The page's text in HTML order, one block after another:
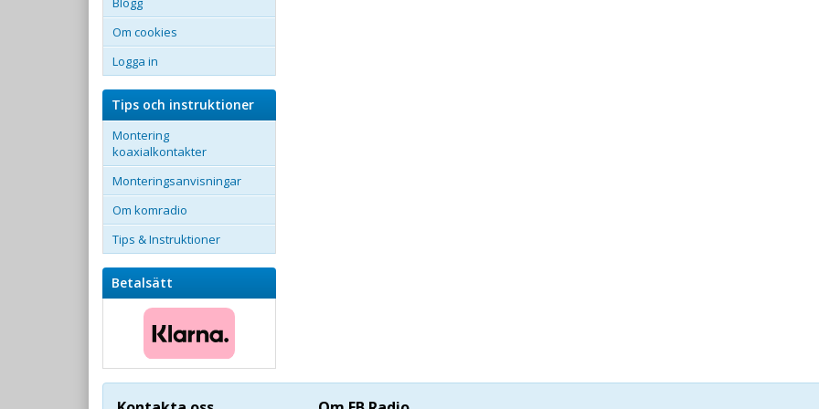
Om cookies
Logga in
Tips och instruktioner
Montering
koaxialkontakter
Monteringsanvisningar
Om komradio
Tips & Instruktioner
Betalsätt